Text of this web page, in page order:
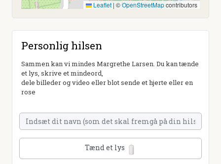
Leaflet | ©OpenStreetMapcontributors
Personlig hilsen
Sammen kan vi mindes Margrethe Larsen. Du kan tænde
et lys, skrive et mindeord,
dele billeder og video eller blot sende et hjerte eller en
rose
Tænd et lys